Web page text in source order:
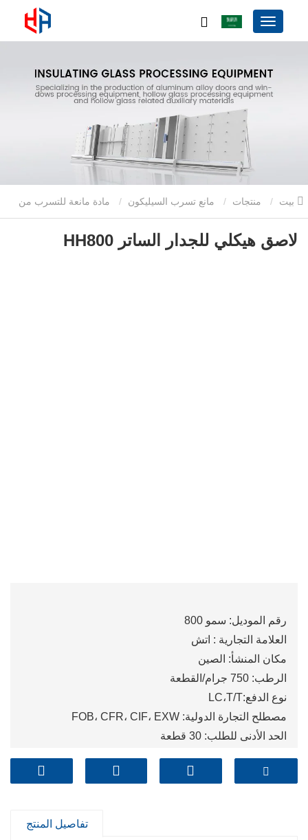
منتجات مانع تسرب السيليكون مادة مانعة للتسرب من
السيليكون مكون واحد لاصق هيكلي للجدار الساتر HH800
لاصق هيكلي للجدار الساتر HH800
رقم الموديل: سمو 800
العلامة التجارية : اتش
مكان المنشأ: الصين
الرطب: 750 جرام/القطعة
نوع الدفع:LC،T/T
مصطلح التجارة الدولية: FOB، CFR، CIF، EXW
الحد الأدنى للطلب: 30 قطعة
تفاصيل المنتج